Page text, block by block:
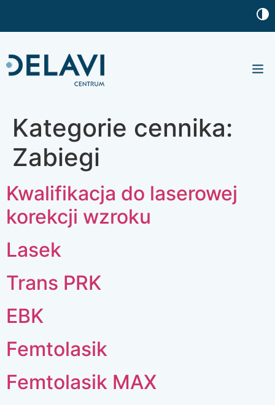
Kategorie cennika:
Zabiegi
Kwalifikacja do laserowej
korekcji wzroku
Lasek
Trans PRK
EBK
Femtolasik
Femtolasik MAX